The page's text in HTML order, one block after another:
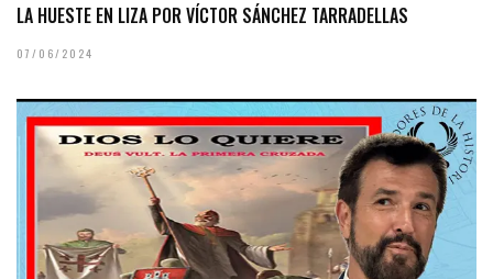
LA HUESTE EN LIZA POR VÍCTOR SÁNCHEZ TARRADELLAS
07/06/2024